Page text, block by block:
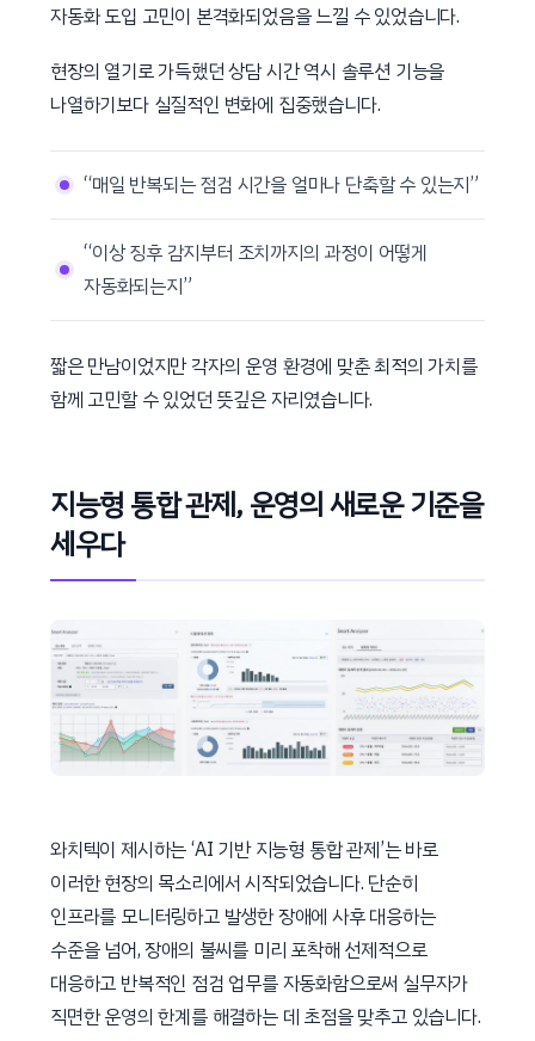
자동화 도입 고민이 본격화되었음을 느낄 수 있었습니다.
현장의 열기로 가득했던 상담 시간 역시 솔루션 기능을
나열하기보다 실질적인 변화에 집중했습니다.
“매일 반복되는 점검 시간을 얼마나 단축할 수 있는지”
“이상 징후 감지부터 조치까지의 과정이 어떻게
자동화되는지”
짧은 만남이었지만 각자의 운영 환경에 맞춘 최적의 가치를
함께 고민할 수 있었던 뜻깊은 자리였습니다.
지능형 통합 관제, 운영의 새로운 기준을
세우다
와치텍이 제시하는 ‘AI 기반 지능형 통합 관제’는 바로
이러한 현장의 목소리에서 시작되었습니다. 단순히
인프라를 모니터링하고 발생한 장애에 사후 대응하는
수준을 넘어, 장애의 불씨를 미리 포착해 선제적으로
대응하고 반복적인 점검 업무를 자동화함으로써 실무자가
직면한 운영의 한계를 해결하는 데 초점을 맞추고 있습니다.